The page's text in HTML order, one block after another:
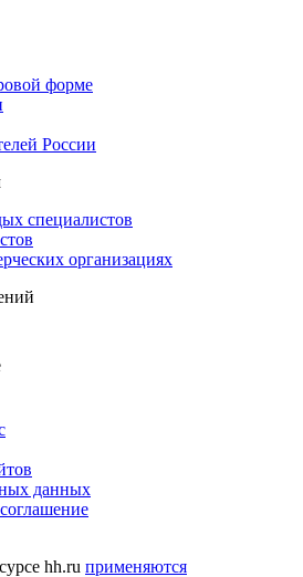
форме
России
специалистов
организациях
данных
hh.ru применяются